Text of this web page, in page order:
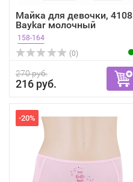
Майка для девочки, 4108
Baykar молочный
158-164
(0)
270 руб.
216 руб.
-20%